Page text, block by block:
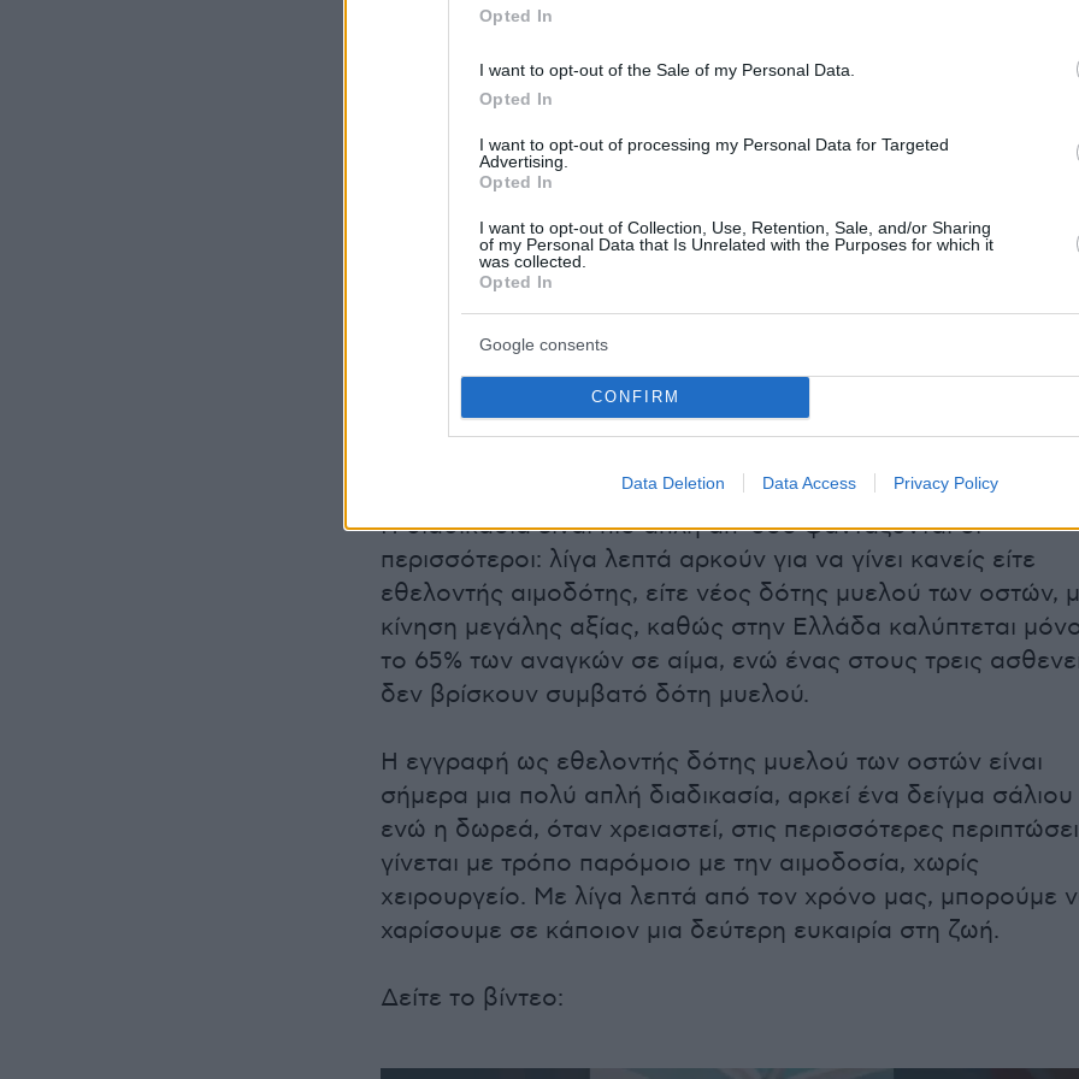
Opted In
I want to opt-out of the Sale of my Personal Data.
Opted In
I want to opt-out of processing my Personal Data for Targeted
Advertising.
Opted In
I want to opt-out of Collection, Use, Retention, Sale, and/or Sharing
of my Personal Data that Is Unrelated with the Purposes for which it
was collected.
Opted In
Google consents
CONFIRM
Data Deletion Data Access Privacy Policy
Η διαδικασία είναι πιο απλή απ' όσο φαντάζονται οι
περισσότεροι: λίγα λεπτά αρκούν για να γίνει κανείς είτε
εθελοντής αιμοδότης, είτε νέος δότης μυελού των οστών,
κίνηση μεγάλης αξίας, καθώς στην Ελλάδα καλύπτεται
το 65% των αναγκών σε αίμα, ενώ ένας στους τρεις
δεν βρίσκουν συμβατό δότη μυελού.
Η εγγραφή ως εθελοντής δότης μυελού των οστών είναι
σήμερα μια πολύ απλή διαδικασία, αρκεί ένα δείγμα σάλιου
ενώ η δωρεά, όταν χρειαστεί, στις περισσότερες
γίνεται με τρόπο παρόμοιο με την αιμοδοσία, χωρίς
χειρουργείο. Με λίγα λεπτά από τον χρόνο μας, μπορούμε
χαρίσουμε σε κάποιον μια δεύτερη ευκαιρία στη ζωή.
Δείτε το βίντεο: